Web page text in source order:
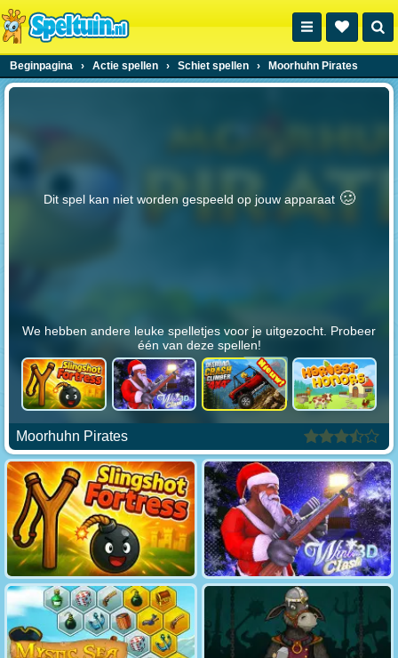
Beginpagina › Actie spellen › Schiet spellen › Moorhuhn Pirates
Dit spel kan niet worden gespeeld op jouw apparaat 🥴️
We hebben andere leuke spelletjes voor je uitgezocht. Probeer
één van deze spellen!
Moorhuhn Pirates